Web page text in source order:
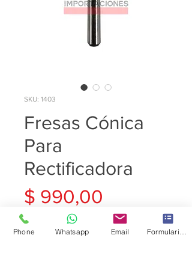
SKU: 1403
Fresas Cónica
Para
Rectificadora
$ 990,00
Cantidad *
Phone Whatsapp Email